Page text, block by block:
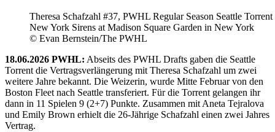
Theresa Schafzahl #37, PWHL Regular Season Seattle Torrent
New York Sirens at Madison Square Garden in New York
© Evan Bernstein/The PWHL
18.06.2026 PWHL: Abseits des PWHL Drafts gaben die Seattle
Torrent die Vertragsverlängerung mit Theresa Schafzahl um zwei
weitere Jahre bekannt. Die Weizerin, wurde Mitte Februar von den
Boston Fleet nach Seattle transferiert. Für die Torrent gelangen ihr
dann in 11 Spielen 9 (2+7) Punkte. Zusammen mit Aneta Tejralova
und Emily Brown erhielt die 26-Jährige Schafzahl einen zwei Jahres
Vertrag.